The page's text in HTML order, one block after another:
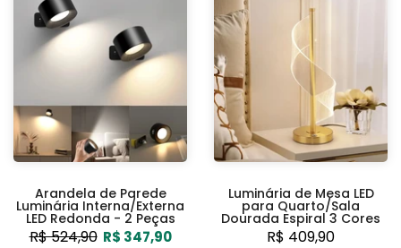
Arandela de Parede
Luminária Interna/Externa
LED Redonda - 2 Peças
R$ 524,90 R$ 347,90
Luminária de Mesa LED
para Quarto/Sala
Dourada Espiral 3 Cores
R$ 409,90